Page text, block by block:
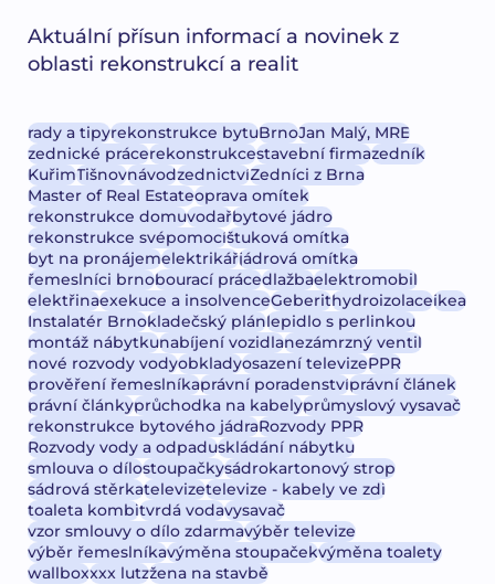
Aktuální přísun informací a novinek z
oblasti rekonstrukcí a realit
rady a tipyrekonstrukce bytuBrnoJan Malý, MRE
zednické prácerekonstrukcestavební firmazedník
KuřimTišnovnávodzednictvíZedníci z Brna
Master of Real Estateoprava omítek
rekonstrukce domuvodařbytové jádro
rekonstrukce svépomocíštuková omítka
byt na pronájemelektrikářjádrová omítka
řemeslníci brnobourací prácedlažbaelektromobil
elektřinaexekuce a insolvenceGeberithydroizolaceikea
Instalatér Brnokladečský plánlepidlo s perlinkou
montáž nábytkunabíjení vozidlanezámrzný ventil
nové rozvody vodyobkladyosazení televizePPR
prověření řemeslníkaprávní poradenstvíprávní článek
právní článkyprůchodka na kabelyprůmyslový vysavač
rekonstrukce bytového jádraRozvody PPR
Rozvody vody a odpaduskládání nábytku
smlouva o dílostoupačkysádrokartonový strop
sádrová stěrkatelevizetelevize - kabely ve zdi
toaleta kombitvrdá vodavysavač
vzor smlouvy o dílo zdarmavýběr televize
výběr řemeslníkavýměna stoupačekvýměna toalety
wallboxxxx lutzžena na stavbě